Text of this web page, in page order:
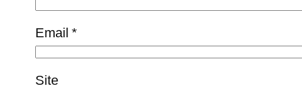
Email*
Site